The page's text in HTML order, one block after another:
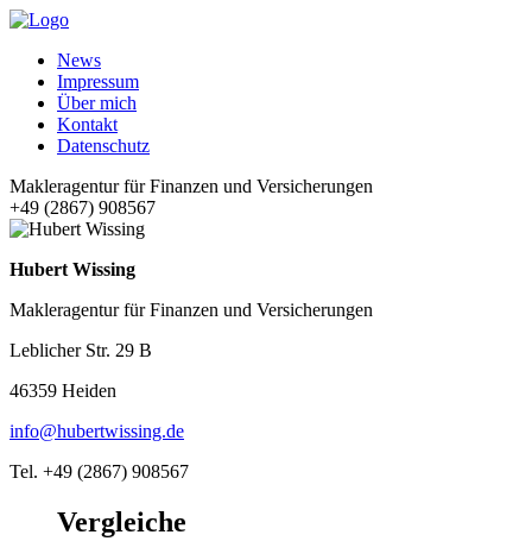
News
Impressum
Über mich
Kontakt
Datenschutz
Makleragentur für Finanzen und Versicherungen
+49 (2867) 908567
Hubert Wissing
Makleragentur für Finanzen und Versicherungen
Leblicher Str. 29 B
46359 Heiden
info@hubertwissing.de
Tel. +49 (2867) 908567
Vergleiche